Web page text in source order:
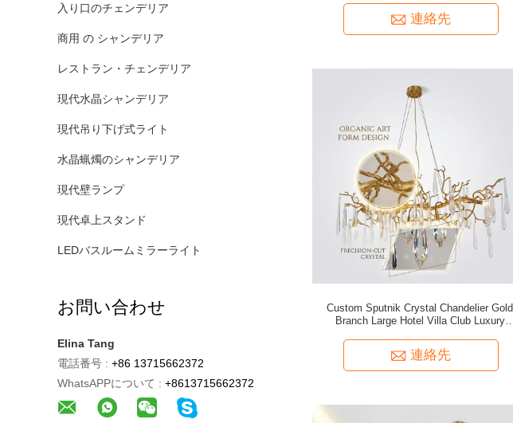
入り口のチェンデリア
商用 の シャンデリア
レストラン・チェンデリア
現代水晶シャンデリア
現代吊り下げ式ライト
水晶蝋燭のシャンデリア
現代壁ランプ
現代卓上スタンド
LEDバスルームミラーライト
お問い合わせ
Elina Tang
電話番号 : +86 13715662372
WhatsAPPについて : +8613715662372
連絡先
Custom Sputnik Crystal Chandelier Gold
Branch Large Hotel Villa Club Luxury
連絡先